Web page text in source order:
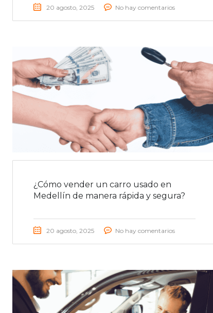
20 agosto, 2025 No hay comentarios
¿Cómo vender un carro usado en
Medellín de manera rápida y segura?
20 agosto, 2025 No hay comentarios